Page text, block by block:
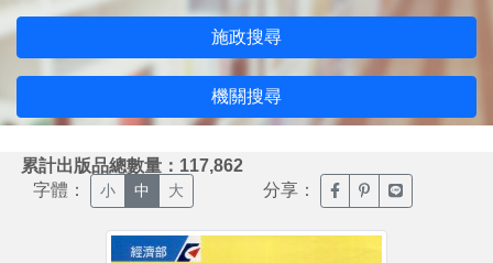
施政搜尋
機關搜尋
累計出版品總數量：117,862
字體： 小 中 大 分享： 臉書分享(另開新視窗)
噗浪分享(另開新
Line分享(另